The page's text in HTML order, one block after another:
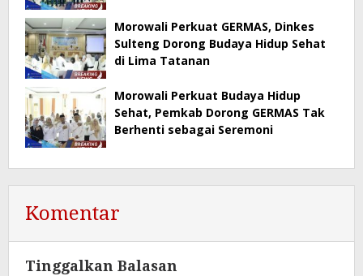
Morowali Perkuat GERMAS, Dinkes
Sulteng Dorong Budaya Hidup Sehat
di Lima Tatanan
Morowali Perkuat Budaya Hidup
Sehat, Pemkab Dorong GERMAS Tak
Berhenti sebagai Seremoni
Komentar
Tinggalkan Balasan